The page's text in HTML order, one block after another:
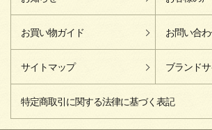
お買い物ガイド お問い合
サイトマップ ブランドサ
特定商取引に関する法律に基づく表記